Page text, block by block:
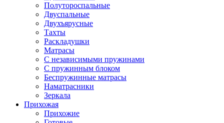
Полутороспальные
Двуспальные
Двухъярусные
Тахты
Раскладушки
Матрасы
С независимыми пружинами
С пружинным блоком
Беспружинные матрасы
Наматрасники
Зеркала
Прихожая
Прихожие